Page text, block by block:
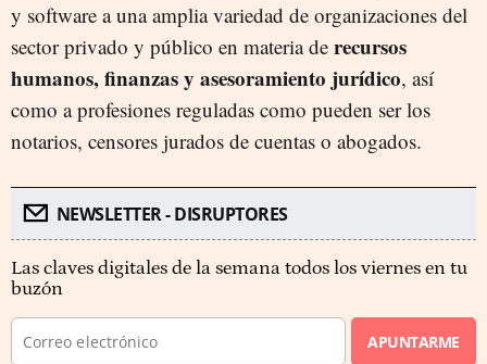
y software a una amplia variedad de organizaciones del
sector privado y público en materia de recursos
humanos, finanzas y asesoramiento jurídico, así
como a profesiones reguladas como pueden ser los
notarios, censores jurados de cuentas o abogados.
NEWSLETTER - DISRUPTORES
Las claves digitales de la semana todos los viernes en tu
buzón
APUNTARME